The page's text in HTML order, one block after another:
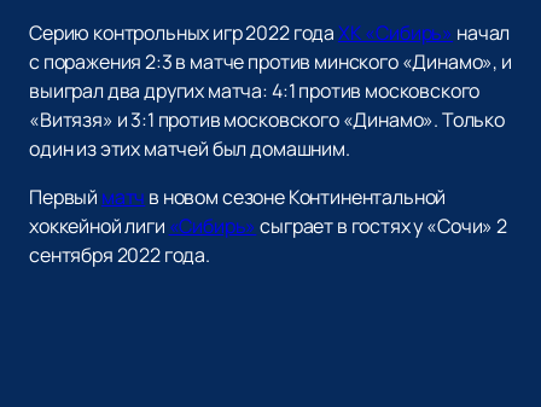
Серию контрольных игр 2022 годаХК «Сибирь» начал
с поражения 2:3 в матче против минского «Динамо», и
выиграл два других матча: 4:1 против московского
«Витязя» и 3:1 против московского «Динамо». Только
один из этих матчей был домашним.
Первый матч в новом сезоне Континентальной
хоккейной лиги «Сибирь» сыграет в гостях у «Сочи» 2
сентября 2022 года.